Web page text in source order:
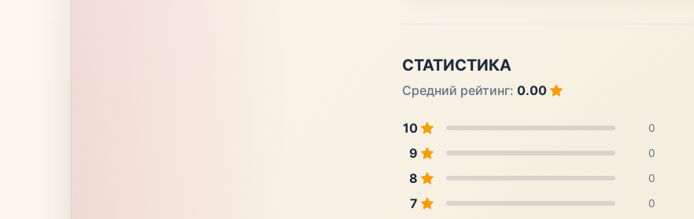
СТАТИСТИКА
Средний рейтинг: 0.00
10 0
9 0
8 0
7 0